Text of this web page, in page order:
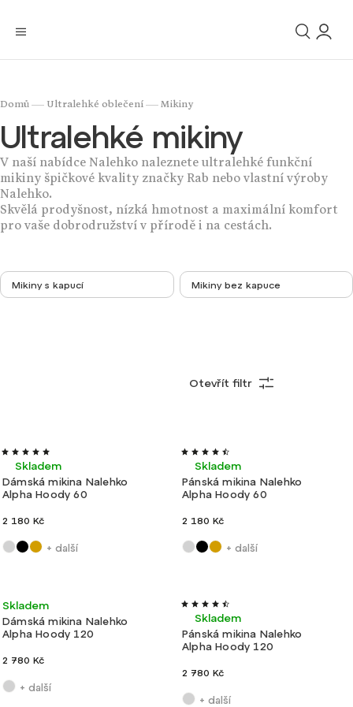
Domů/ Ultralehké oblečení/ Mikiny
Ultralehké mikiny
V naší nabídce Nalehko naleznete ultralehké funkční
mikiny špičkové kvality značky Rab nebo vlastní výroby
Nalehko.
Skvělá prodyšnost, nízká hmotnost a maximální komfort
pro vaše dobrodružství v přírodě i na cestách.
Mikiny s kapucí Mikiny bez kapuce
Nejdražší
Abecedně
Otevřít filtr
Ultralehké
Dámská mikina Nalehko
Alpha Hoody 60
Skladem
2 180 Kč
+ další
Ultralehké
Pánská mikina Nalehko
Alpha Hoody 60
Skladem
2 180 Kč
+ další
Velmi lehké
Dámská mikina Nalehko
Alpha Hoody 120
Skladem
2 780 Kč
+ další
Velmi lehké
Pánská mikina Nalehko
Alpha Hoody 120
Skladem
2 780 Kč
+ další